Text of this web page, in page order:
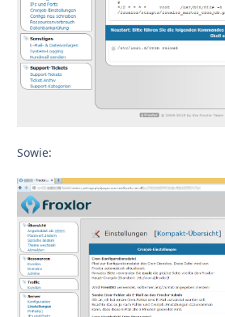
Sowie: